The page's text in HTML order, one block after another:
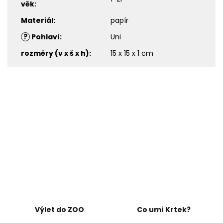
věk:
Materiál:
papír
? Pohlaví:
Uni
rozměry (v x š x h): 15 x 15 x 1 cm
Výlet do ZOO Co umí Krtek?